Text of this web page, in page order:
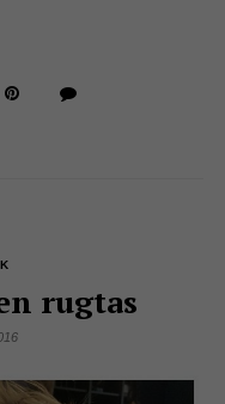
rugtas